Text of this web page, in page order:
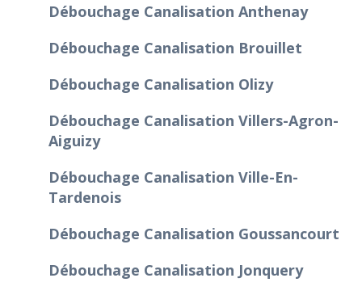
Débouchage Canalisation Anthenay
Débouchage Canalisation Brouillet
Débouchage Canalisation Olizy
Débouchage Canalisation Villers-Agron-
Aiguizy
Débouchage Canalisation Ville-En-
Tardenois
Débouchage Canalisation Goussancourt
Débouchage Canalisation Jonquery